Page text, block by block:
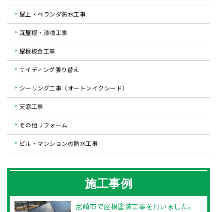
屋上・ベランダ防水工事
瓦屋根・漆喰工事
屋根板金工事
サイディング張り替え
シーリング工事（オートンイクシード）
天窓工事
その他リフォーム
ビル・マンションの防水工事
施工事例
尼崎市で屋根塗装工事を行いました。